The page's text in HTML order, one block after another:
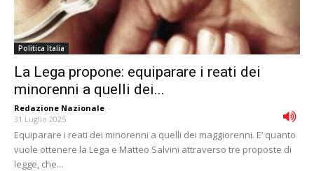
Politica Italia
La Lega propone: equiparare i reati dei
minorenni a quelli dei...
Redazione Nazionale -
31 Luglio 2025
Equiparare i reati dei minorenni a quelli dei maggiorenni. E’ quanto
vuole ottenere la Lega e Matteo Salvini attraverso tre proposte di
legge, che...